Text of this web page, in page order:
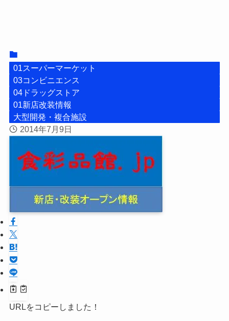
01スーパーマーケット
03コンビニエンス
04ドラッグストア
01新店改装情報
大型開発・複合施設
2014年7月9日
URLをコピーしました！